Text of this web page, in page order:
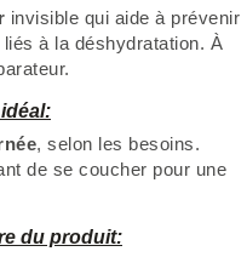
invisible qui aide à prévenir
à la déshydratation. À
, selon les besoins.
de se coucher pour une
du produit: